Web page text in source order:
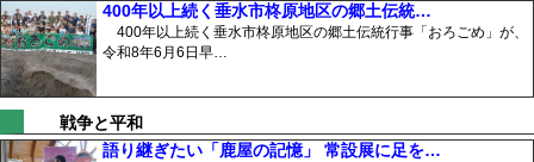
400年以上続く垂水市柊原地区の郷土伝統…
400年以上続く垂水市柊原地区の郷土伝統行事「おろごめ」が、
令和8年6月6日早…
戦争と平和
語り継ぎたい「鹿屋の記憶」 常設展に足を…